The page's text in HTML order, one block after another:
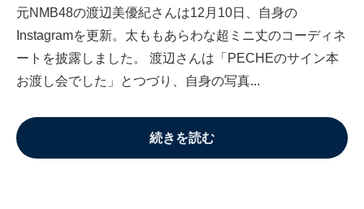
元NMB48の渡辺美優紀さんは12月10日、自身の
Instagramを更新。太ももあらわな超ミニ丈のコーディネ
ートを披露しました。 渡辺さんは「PECHEのサイン本
お渡し会でした」とつづり、自身の写真...
続きを読む